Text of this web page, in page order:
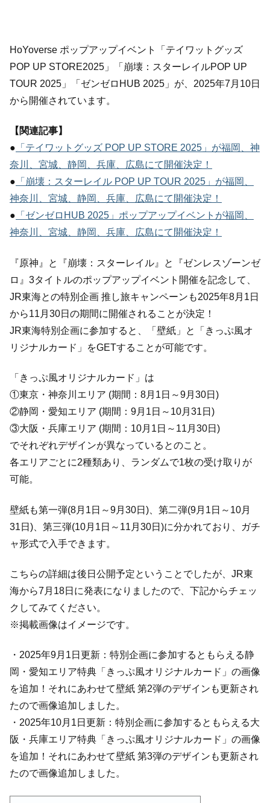
HoYoverse ポップアップイベント「テイワットグッズ
POP UP STORE2025」「崩壊：スターレイルPOP UP
TOUR 2025」「ゼンゼロHUB 2025」が、2025年7月10日
から開催されています。
【関連記事】
● 「テイワットグッズ POP UP STORE 2025」が福岡、神
奈川、宮城、静岡、兵庫、広島にて開催決定！
● 「崩壊：スターレイル POP UP TOUR 2025」が福岡、
神奈川、宮城、静岡、兵庫、広島にて開催決定！
● 「ゼンゼロHUB 2025」ポップアップイベントが福岡、
神奈川、宮城、静岡、兵庫、広島にて開催決定！
『原神』と『崩壊：スターレイル』と『ゼンレスゾーンゼ
ロ』3タイトルのポップアップイベント開催を記念して、
JR東海との特別企画 推し旅キャンペーンも2025年8月1日
から11月30日の期間に開催されることが決定！
JR東海特別企画に参加すると、「壁紙」と「きっぷ風オ
リジナルカード」をGETすることが可能です。
「きっぷ風オリジナルカード」は
①東京・神奈川エリア (期間：8月1日～9月30日)
②静岡・愛知エリア (期間：9月1日～10月31日)
③大阪・兵庫エリア (期間：10月1日～11月30日)
でそれぞれデザインが異なっているとのこと。
各エリアごとに2種類あり、ランダムで1枚の受け取りが
可能。
壁紙も第一弾(8月1日～9月30日)、第二弾(9月1日～10月
31日)、第三弾(10月1日～11月30日)に分かれており、ガチ
ャ形式で入手できます。
こちらの詳細は後日公開予定ということでしたが、JR東
海から7月18日に発表になりましたので、下記からチェッ
クしてみてください。
※掲載画像はイメージです。
・2025年9月1日更新：特別企画に参加するともらえる静
岡・愛知エリア特典「きっぷ風オリジナルカード」の画像
を追加！それにあわせて壁紙 第2弾のデザインも更新され
たので画像追加しました。
・2025年10月1日更新：特別企画に参加するともらえる大
阪・兵庫エリア特典「きっぷ風オリジナルカード」の画像
を追加！それにあわせて壁紙 第3弾のデザインも更新され
たので画像追加しました。